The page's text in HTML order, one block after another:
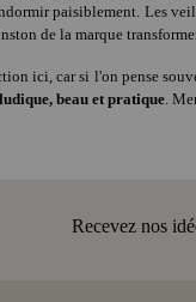
paisiblement. Les
de la marque
ici, car si l'on pense
beau et pratique .
Recevez nos